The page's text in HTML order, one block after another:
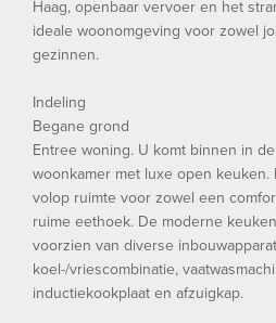
Haag, openbaar vervoer en het
ideale woonomgeving voor zowel
gezinnen.
Indeling
Begane grond
Entree woning. U komt binnen in
woonkamer met luxe open
volop ruimte voor zowel een
ruime eethoek. De moderne
voorzien van diverse
koel-/vriescombinatie,
inductiekookplaat en afzuigkap.